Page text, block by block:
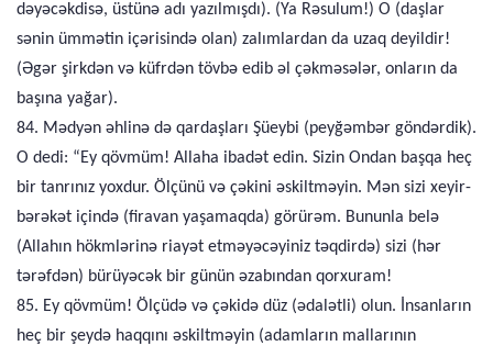
dəyəcəkdisə, üstünə adı yazılmışdı). (Ya Rəsulum!) O (daşlar
sənin ümmətin içərisində olan) zalımlardan da uzaq deyildir!
(Əgər şirkdən və küfrdən tövbə edib əl çəkməsələr, onların da
başına yağar).
84. Mədyən əhlinə də qardaşları Şüeybi (peyğəmbər göndərdik).
O dedi: “Ey qövmüm! Allaha ibadət edin. Sizin Ondan başqa heç
bir tanrınız yoxdur. Ölçünü və çəkini əskiltməyin. Mən sizi xeyir-
bərəkət içində (firavan yaşamaqda) görürəm. Bununla belə
(Allahın hökmlərinə riayət etməyəcəyiniz təqdirdə) sizi (hər
tərəfdən) bürüyəcək bir günün əzabından qorxuram!
85. Ey qövmüm! Ölçüdə və çəkidə düz (ədalətli) olun. İnsanların
heç bir şeydə haqqını əskiltməyin (adamların mallarının